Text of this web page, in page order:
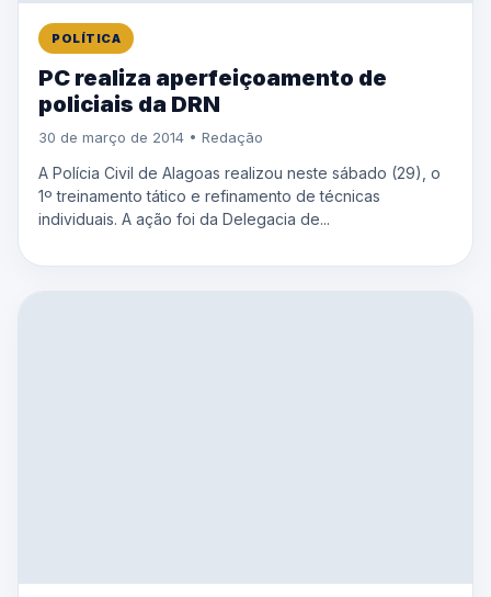
POLÍTICA
PC realiza aperfeiçoamento de
policiais da DRN
30 de março de 2014 • Redação
A Polícia Civil de Alagoas realizou neste sábado (29), o
1º treinamento tático e refinamento de técnicas
individuais. A ação foi da Delegacia de...